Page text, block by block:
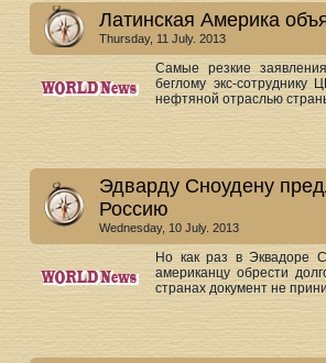
Латинская Америка
Thursday, 11 July. 2013
Самые резкие
беглому экс-
нефтяной отраслью
Эдварду Сноудену
Россию
Wednesday, 10 July. 2013
Но как раз в Эквадоре
американцу обрести
странах документ не